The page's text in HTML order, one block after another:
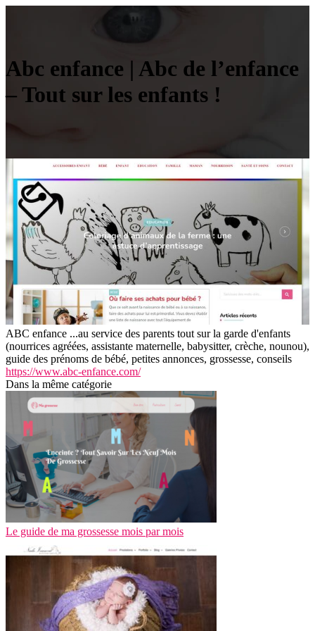
Abc enfance | Abc de l’enfance
– Tout sur les enfants !
ABC enfance ...au service des parents tout sur la garde d'enfants
(nourrices agréées, assistante maternelle, babysitter, crèche, nounou),
guide des prénoms de bébé, petites annonces, grossesse, conseils
https://www.abc-enfance.com/
Dans la même catégorie
Le guide de ma grossesse mois par mois